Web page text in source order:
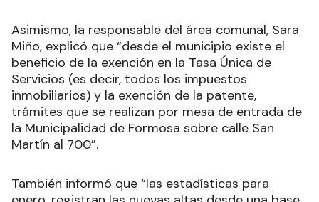
Asimismo, la responsable del área comunal, Sara
Miño, explicó que “desde el municipio existe el
beneficio de la exención en la Tasa Única de
Servicios (es decir, todos los impuestos
inmobiliarios) y la exención de la patente,
trámites que se realizan por mesa de entrada de
la Municipalidad de Formosa sobre calle San
Martín al 700”.
También informó que “las estadísticas para